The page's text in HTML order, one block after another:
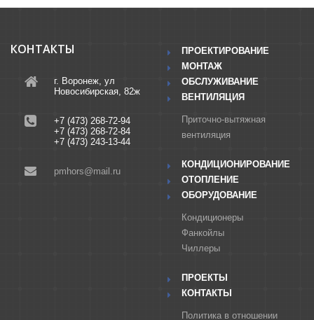
КОНТАКТЫ
г. Воронеж, ул
Новосибирская, 82ж
+7 (473) 268-72-94
+7 (473) 268-72-84
+7 (473) 243-13-44
pmhors@mail.ru
ПРОЕКТИРОВАНИЕ
МОНТАЖ
ОБСЛУЖИВАНИЕ
ВЕНТИЛЯЦИЯ
Приточно-вытяжная
вентиляция
КОНДИЦИОНИРОВАНИЕ
ОТОПЛЕНИЕ
ОБОРУДОВАНИЕ
Кондиционеры
Фанкойлы
Чиллеры
ПРОЕКТЫ
КОНТАКТЫ
Политика в отношении